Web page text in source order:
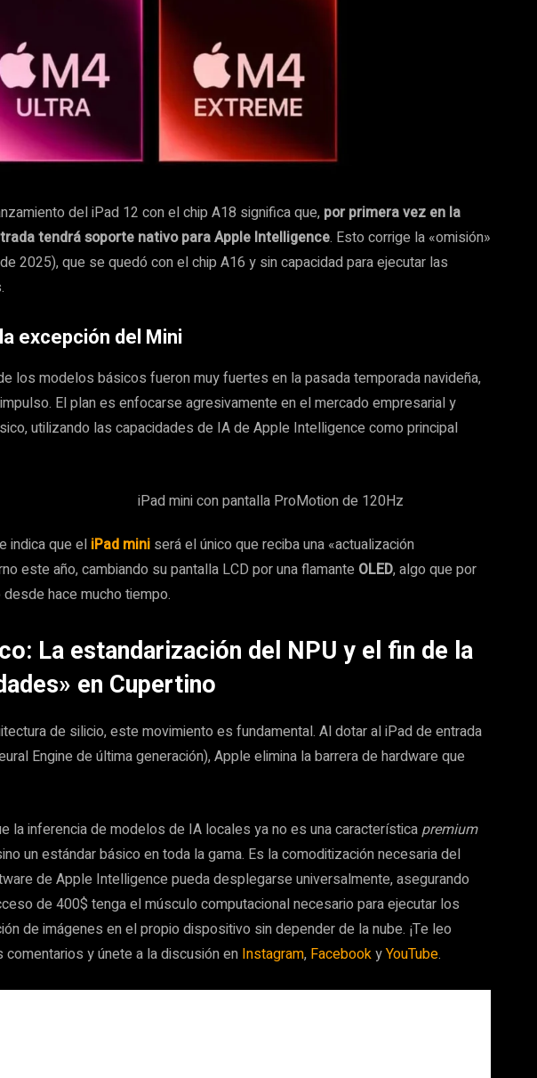
del iPad 12 con el chip A18 significa que, por primera vez en la
tendrá soporte nativo para Apple Intelligence. Esto corrige la «omisión»
2025), que se quedó con el chip A16 y sin capacidad para ejecutar las
excepción del Mini
los modelos básicos fueron muy fuertes en la pasada temporada navideña,
El plan es enfocarse agresivamente en el mercado empresarial y
utilizando las capacidades de IA de Apple Intelligence como principal
indica que el iPad mini será el único que reciba una «actualización
este año, cambiando su pantalla LCD por una flamante OLED, algo que por
hace mucho tiempo.
La estandarización del NPU y el fin de la
en Cupertino
de silicio, este movimiento es fundamental. Al dotar al iPad de entrada
Engine de última generación), Apple elimina la barrera de hardware que
la inferencia de modelos de IA locales ya no es una característicapremium
un estándar básico en toda la gama. Es la comoditización necesaria del
de Apple Intelligence pueda desplegarse universalmente, asegurando
de 400$ tenga el músculo computacional necesario para ejecutar los
de imágenes en el propio dispositivo sin depender de la nube. ¡Te leo
y únete a la discusión en Instagram, FacebookyYouTube.